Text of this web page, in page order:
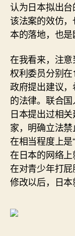
认为日本拟出
该法案的效仿，
本的落地，也是
在我看来，注
权利委员分别
政府提出建议
的法律。联合
日本提出过相
家，明确立法
在相当程度上是
在日本的网络
在对青少年打屁
修改以后，日本